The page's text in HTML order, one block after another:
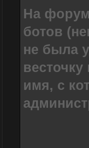
На
ботов
не была
имя, с